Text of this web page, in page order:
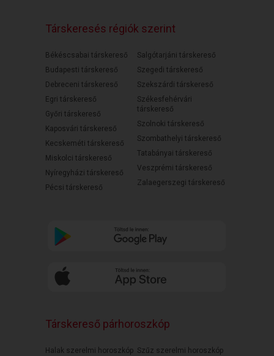
Társkeresés régiók szerint
Békéscsabai társkereső
Budapesti társkereső
Debreceni társkereső
Egri társkereső
Győri társkereső
Kaposvári társkereső
Kecskeméti társkereső
Miskolci társkereső
Nyíregyházi társkereső
Pécsi társkereső
Salgótarjáni társkereső
Szegedi társkereső
Szekszárdi társkereső
Székesfehérvári
társkereső
Szolnoki társkereső
Szombathelyi társkereső
Tatabányai társkereső
Veszprémi társkereső
Zalaegerszegi társkereső
Társkereső párhoroszkóp
Halak szerelmi horoszkóp Szűz szerelmi horoszkóp